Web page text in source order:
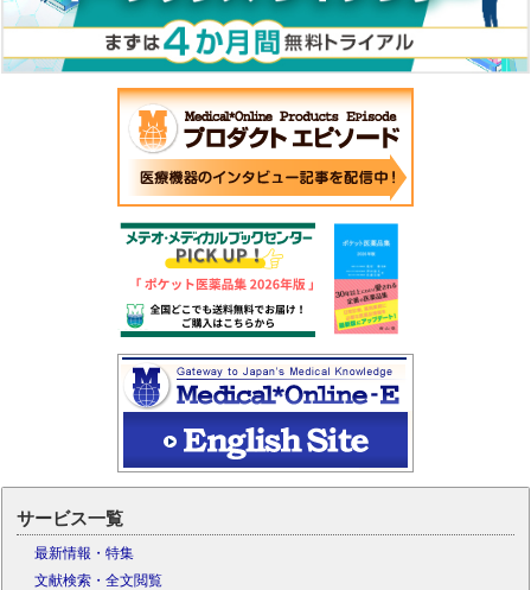
サービス一覧
最新情報・特集
文献検索・全文閲覧